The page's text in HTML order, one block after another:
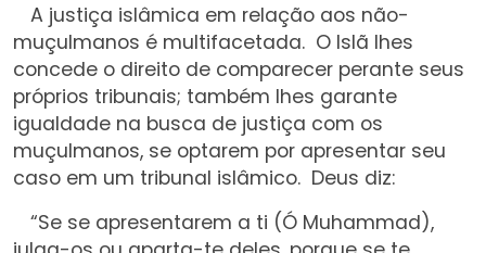
A justiça islâmica em relação aos não-
muçulmanos é multifacetada. O Islã lhes
concede o direito de comparecer perante seus
próprios tribunais; também lhes garante
igualdade na busca de justiça com os
muçulmanos, se optarem por apresentar seu
caso em um tribunal islâmico. Deus diz:
“Se se apresentarem a ti (Ó Muhammad),